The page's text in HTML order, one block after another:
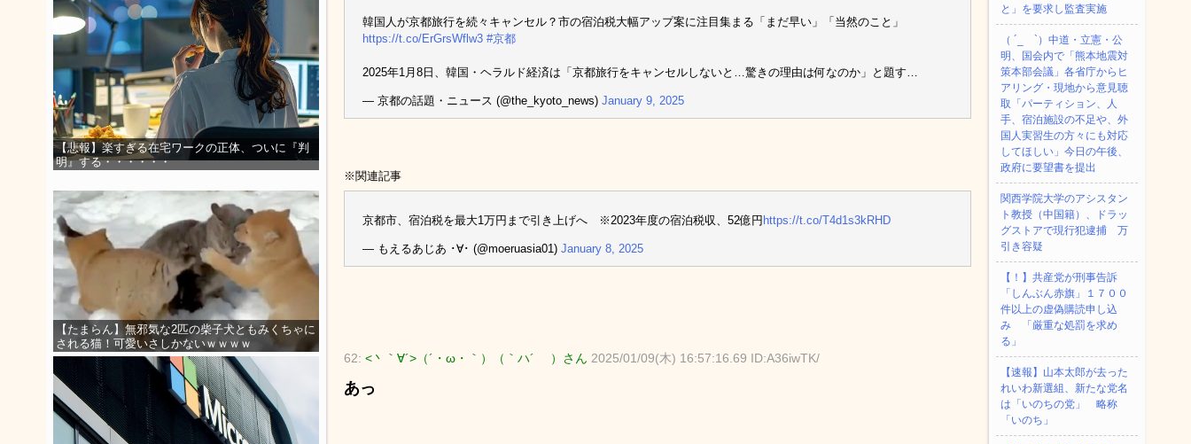
【悲報】楽すぎる在宅ワークの正体、ついに『判
明』する・・・・・・
【たまらん】無邪気な2匹の柴子犬ともみくちゃに
される猫！可愛いさしかないｗｗｗｗ
韓国人が京都旅行を続々キャンセル？市の宿泊税大幅アップ案に注目集まる「まだ早い」「当然のこと」
https://t.co/ErGrsWflw3 #京都
2025年1月8日、韓国・ヘラルド経済は「京都旅行をキャンセルしないと…驚きの理由は何なのか」と題す…
— 京都の話題・ニュース (@the_kyoto_news) January 9, 2025
※関連記事
京都市、宿泊税を最大1万円まで引き上げへ ※2023年度の宿泊税収、52億円https://t.co/T4d1s3kRHD
— もえるあじあ ･∀･ (@moeruasia01) January 8, 2025
62: <丶｀∀´>（´・ω・｀）（｀ハ´ ）さん 2025/01/09(木) 16:57:16.69 ID:A36iwTK/
あっ
と」を要求し監査実施
（ ´_ゝ`）中道・立憲・公
明、国会内で「熊本地震対
策本部会議」各省庁からヒ
アリング・現地から意見聴
取「パーティション、人
手、宿泊施設の不足や、外
国人実習生の方々にも対応
してほしい」今日の午後、
政府に要望書を提出
関西学院大学のアシスタン
ト教授（中国籍）、ドラッ
グストアで現行犯逮捕 万
引き容疑
【！】共産党が刑事告訴
「しんぶん赤旗」１７００
件以上の虚偽購読申し込
み 「厳重な処罰を求め
る」
【速報】山本太郎が去った
れいわ新選組、新たな党名
は「いのちの党」 略称
「いのち」